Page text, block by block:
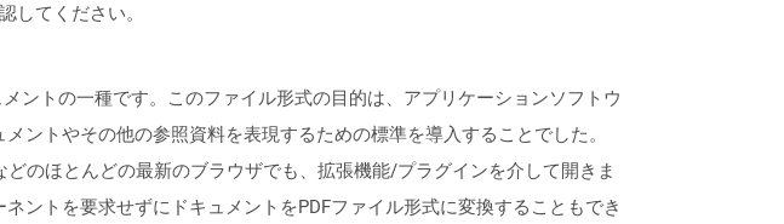
してください。
ントの一種です。このファイル形式の目的は、アプリケーションソフトウ
ントやその他の参照資料を表現するための標準を導入することでした。
のほとんどの最新のブラウザでも、拡張機能/プラグインを介して開きま
ントを要求せずにドキュメントをPDFファイル形式に変換することもでき